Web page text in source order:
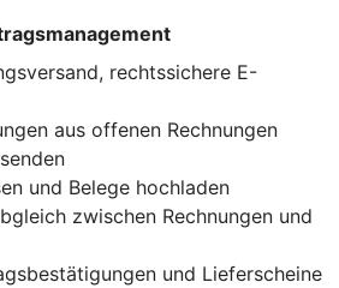
rechtssichere E-
aus offenen Rechnungen
und Belege hochladen
zwischen Rechnungen und
und Lieferscheine